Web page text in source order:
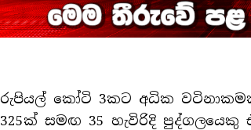
රුපියල් කෝටි 3කට අධික
325ක් සමඟ 35 හැවිරිදි පුද්ගලයෙකු